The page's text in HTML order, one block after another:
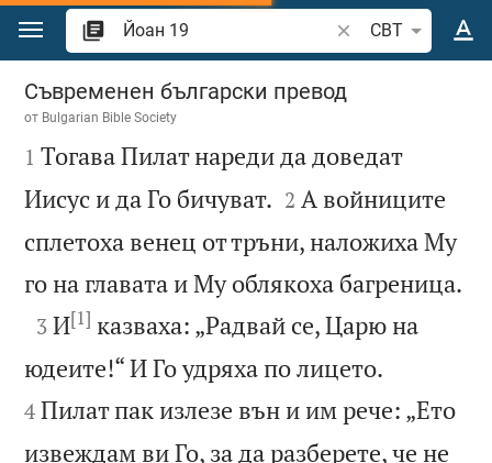
Преминете към съдържанието
Търсете стих или
CBT
Йоан 19
Съвременен български превод
от Bulgarian Bible Society

1 Тогава Пилат нареди да доведат
Иисус и да Го бичуват. 

2 А войниците
сплетоха венец от тръни, наложиха Му
го на главата и Му облякоха багреница.

3 И[1] казваха: „Радвай се, Царю на
юдеите!“ И Го удряха по лицето.
4 Пилат пак излезе вън и им рече: „Ето
извеждам ви Го, за да разберете, че не